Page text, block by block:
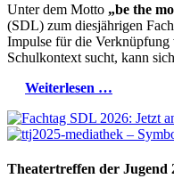
Unter dem Motto „be the
(SDL) zum diesjährigen
Impulse für die
Schulkontext sucht, kann
Weiterlesen …
Theatertreffen der Jugend